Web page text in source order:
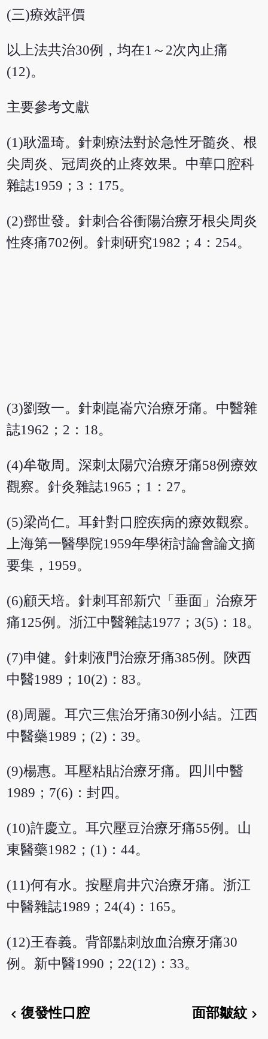
(三)療效評價
以上法共治30例，均在1～2次內止痛
(12)。
主要參考文獻
(1)耿溫琦。針刺療法對於急性牙髓炎、根
尖周炎、冠周炎的止疼效果。中華口腔科
雜誌1959；3：175。
(2)鄧世發。針刺合谷衝陽治療牙根尖周炎
性疼痛702例。針刺研究1982；4：254。
(3)劉致一。針刺崑崙穴治療牙痛。中醫雜
誌1962；2：18。
(4)牟敬周。深刺太陽穴治療牙痛58例療效
觀察。針灸雜誌1965；1：27。
(5)梁尚仁。耳針對口腔疾病的療效觀察。
上海第一醫學院1959年學術討論會論文摘
要集，1959。
(6)顧天培。針刺耳部新穴「垂面」治療牙
痛125例。浙江中醫雜誌1977；3(5)：18。
(7)申健。針刺液門治療牙痛385例。陝西
中醫1989；10(2)：83。
(8)周麗。耳穴三焦治牙痛30例小結。江西
中醫藥1989；(2)：39。
(9)楊惠。耳壓粘貼治療牙痛。四川中醫
1989；7(6)：封四。
(10)許慶立。耳穴壓豆治療牙痛55例。山
東醫藥1982；(1)：44。
(11)何有水。按壓肩井穴治療牙痛。浙江
中醫雜誌1989；24(4)：165。
(12)王春義。背部點刺放血治療牙痛30
例。新中醫1990；22(12)：33。
chevron_left復發性口腔 面部皺紋chevron_right